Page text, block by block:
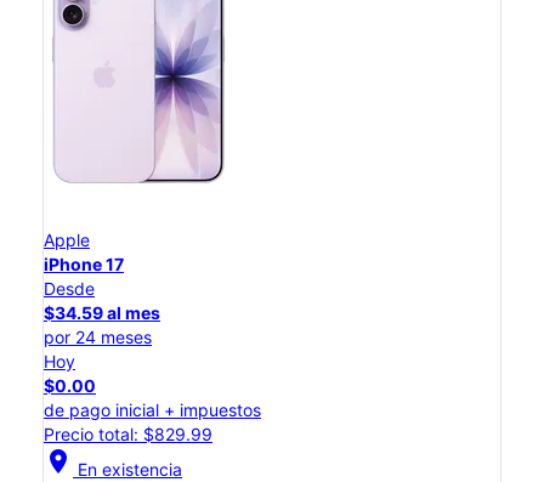
Apple
iPhone 17
Desde
$34.59 al mes
por 24 meses
Hoy
$0.00
de pago inicial + impuestos
Precio total: $829.99
location_on En existencia